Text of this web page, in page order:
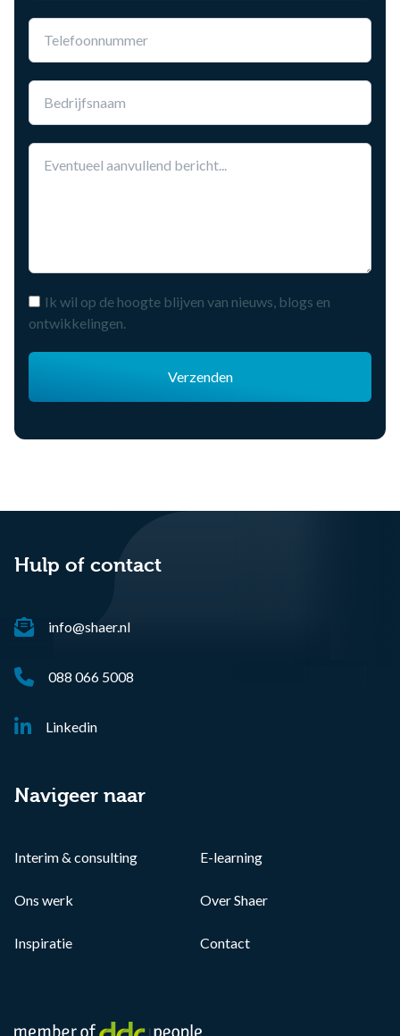
Ik wil op de hoogte blijven van nieuws, blogs en
ontwikkelingen.
Verzenden
Hulp of contact
info@shaer.nl
088 066 5008
Linkedin
Navigeer naar
Interim & consulting E-learning
Ons werk Over Shaer
Inspiratie Contact